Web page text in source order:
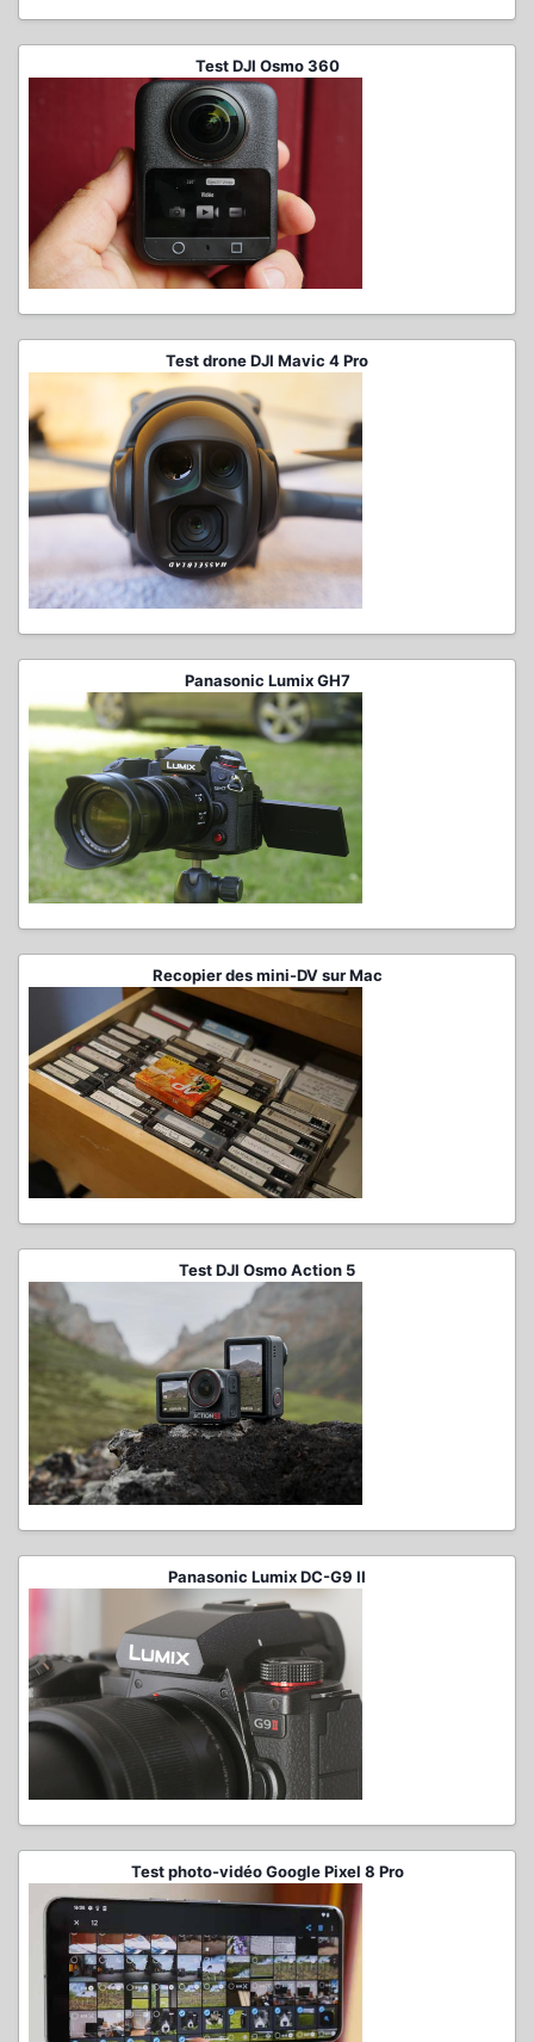
Test DJI Osmo 360
Test drone DJI Mavic 4 Pro
Panasonic Lumix GH7
Recopier des mini-DV sur Mac
Test DJI Osmo Action 5
Panasonic Lumix DC-G9 II
Test photo-vidéo Google Pixel 8 Pro